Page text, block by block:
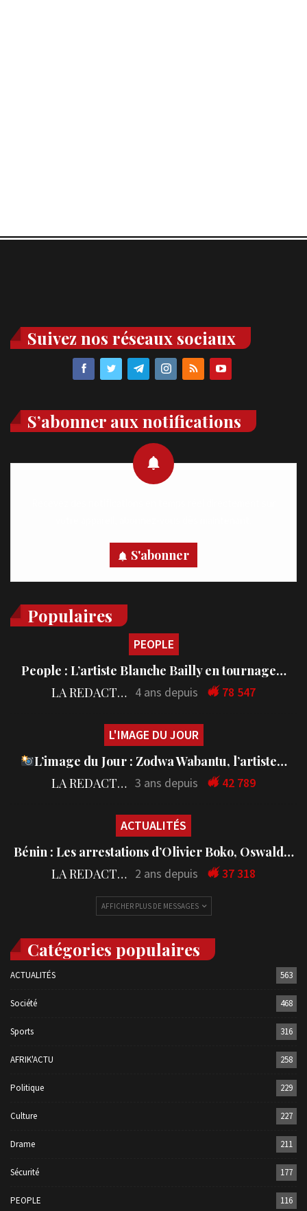
Suivez nos réseaux sociaux
S’abonner aux notifications
S'abonner
Populaires
PEOPLE
People : L’artiste Blanche Bailly en tournage…
LA REDACTION 4 ans depuis 78 547
L'IMAGE DU JOUR
L’image du Jour : Zodwa Wabantu, l’artiste…
LA REDACTION 3 ans depuis 42 789
ACTUALITÉS
Bénin : Les arrestations d’Olivier Boko, Oswald…
LA REDACTION 2 ans depuis 37 318
AFFICHER PLUS DE MESSAGES
Catégories populaires
ACTUALITÉS 563
Société 468
Sports 316
AFRIK'ACTU 258
Politique 229
Culture 227
Drame 211
Sécurité 177
PEOPLE 116